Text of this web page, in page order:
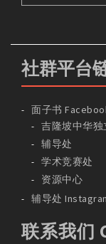
社群平台
面子书
吉隆坡中华独
辅导处
学术竞赛处
资源中心
辅导处
联系我们